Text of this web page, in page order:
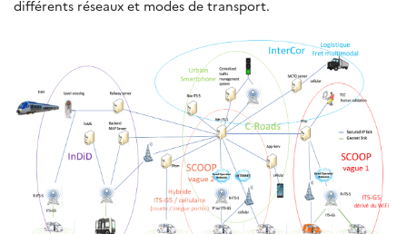
différents réseaux et modes de transport.